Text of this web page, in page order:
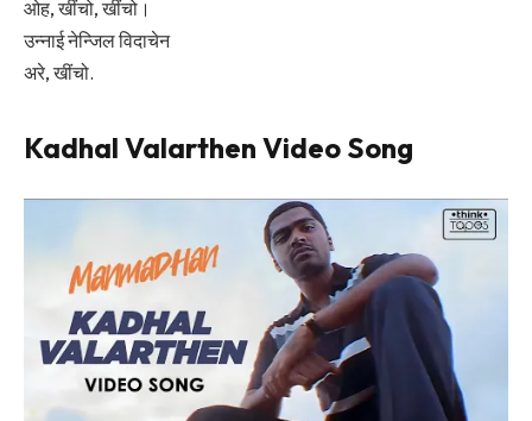
ओह, खींचो, खींचो।
उन्नाई नेन्जिल विदाचेन
अरे, खींचो.
Kadhal Valarthen Video Song